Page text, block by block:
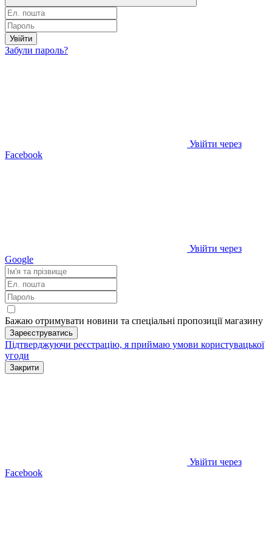
Увійти
Забули пароль?
Увійти через
Facebook
Увійти через
Google
Бажаю отримувати новини та спеціальні пропозиціїмагазину
Зареєструватись
Підтверджуючи реєстрацію, я приймаю умови користувацької
угоди
Закрити
Увійти через
Facebook